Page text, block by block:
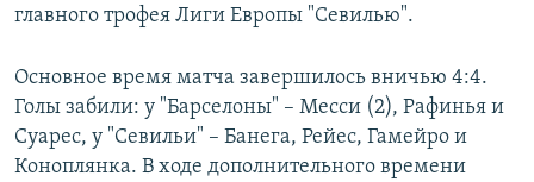
главного трофея Лиги Европы "Севилью".
Основное время матча завершилось вничью 4:4.
Голы забили: у "Барселоны" – Месси (2), Рафинья и
Суарес, у "Севильи" – Банега, Рейес, Гамейро и
Коноплянка. В ходе дополнительного времени